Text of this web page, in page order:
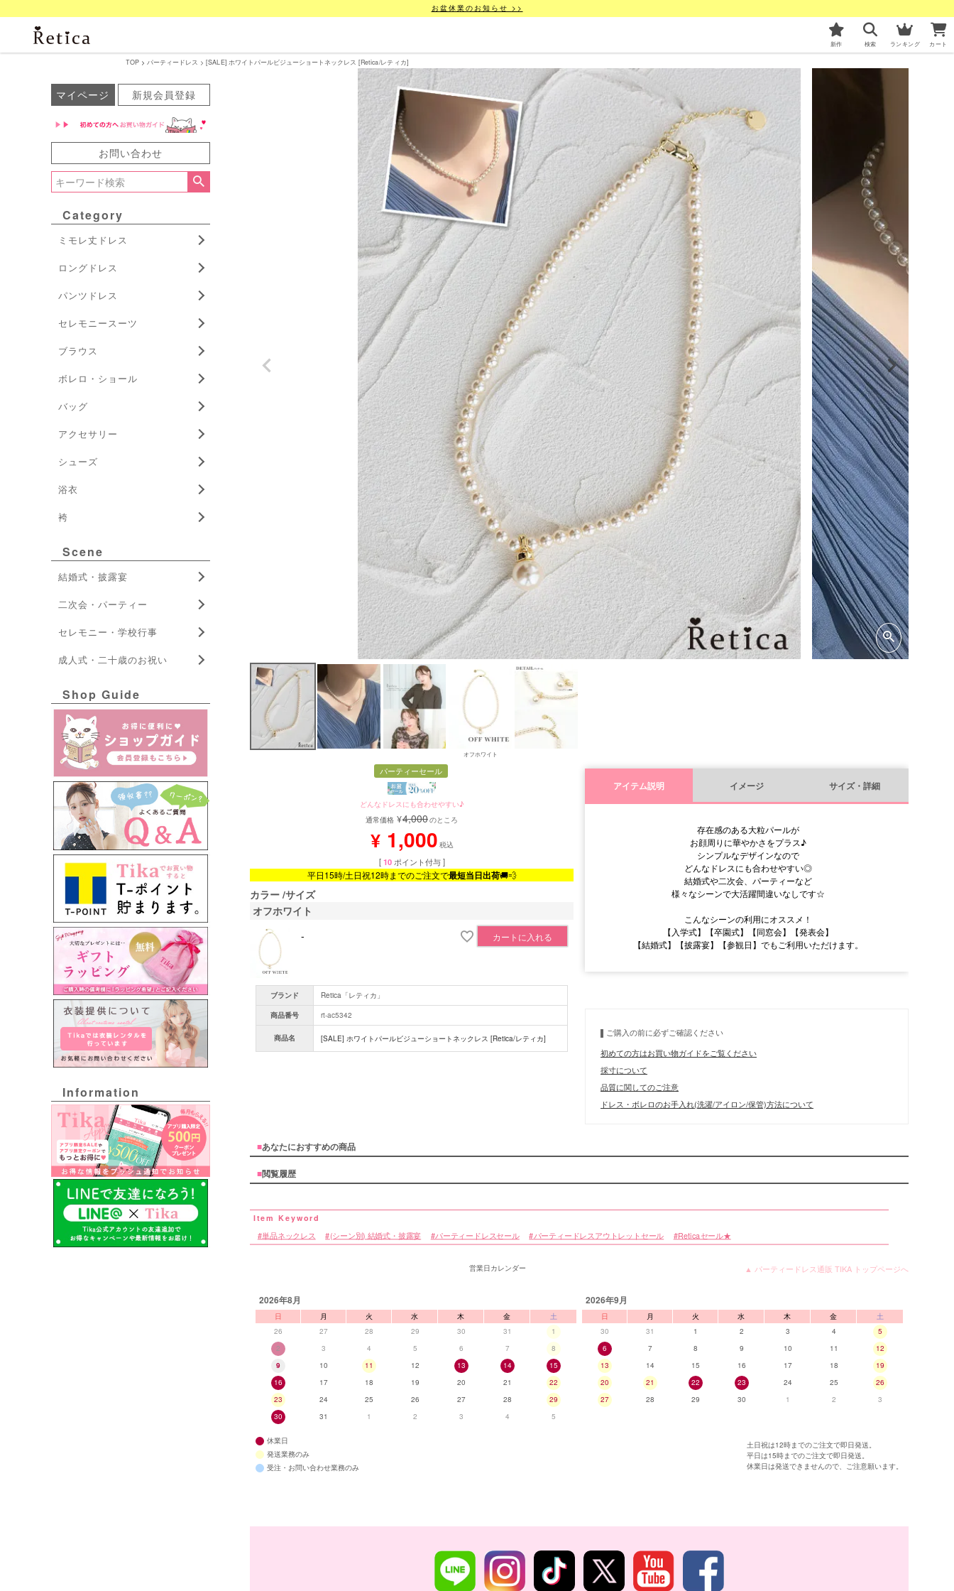
お盆休業のお知らせ >>
新作 検索 ランキング カート
TOP パーティードレス [SALE] ホワイトパールビジューショートネックレス [Retica/レティカ]
マイページ 新規会員登録
お問い合わせ
Category
ミモレ丈ドレス
ロングドレス
パンツドレス
セレモニースーツ
ブラウス
ボレロ・ショール
バッグ
アクセサリー
シューズ
浴衣
袴
Scene
結婚式・披露宴
二次会・パーティー
セレモニー・学校行事
成人式・二十歳のお祝い
Shop Guide
Information
オフホワイト
パーティーセール
どんなドレスにも合わせやすい♪
通常価格 ¥4,000のところ
¥ 1,000 税込
[ 10 ポイント付与 ]
平日15時/土日祝12時までのご注文で最短当日出荷🚚💨
カラー サイズ
オフホワイト
-
カートに入れる
ブランド
Retica「レティカ」
商品番号
rt-ac5342
商品名 [SALE] ホワイトパールビジューショートネックレス [Retica/レティカ]
アイテム説明 イメージ サイズ・詳細
存在感のある大粒パールが
お顔周りに華やかさをプラス♪
シンプルなデザインなので
どんなドレスにも合わせやすい◎
結婚式や二次会、パーティーなど
様々なシーンで大活躍間違いなしです☆
こんなシーンの利用にオススメ！
【入学式】【卒園式】【同窓会】【発表会】
【結婚式】【披露宴】【参観日】でもご利用いただけます。
■注意事項
ご購入の前に必ずご確認ください
初めての方はお買い物ガイドをご覧ください
採寸について
品質に関してのご注意
ドレス・ボレロのお手入れ(洗濯/アイロン/保管)方法について
■あなたにおすすめの商品
■閲覧履歴
単品ネックレス (シーン別) 結婚式・披露宴 パーティードレスセール パーティードレスアウトレットセール Reticaセール★
▲ パーティードレス通販 TIKA トップページへ
営業日カレンダー
2026年8月
日 月 火 水 木 金
土
26
27 28 29 30 31
1
2
3 4 5 6 7
8
9
10 11 12 13 14
15
16
17 18 19 20 21
22
23
24 25 26 27 28
29
30
31 1 2 3 4 5
2026年9月
日 月 火 水 木 金
土
30
31 1 2 3 4
5
6
7 8 9 10 11
12
13
14 15 16 17 18
19
20
21 22 23 24 25
26
27
28 29 30 1 2 3
休業日
発送業務のみ
受注・お問い合わせ業務のみ
土日祝は12時までのご注文で即日発送。
平日は15時までのご注文で即日発送。
休業日は発送できませんので、ご注意願います。